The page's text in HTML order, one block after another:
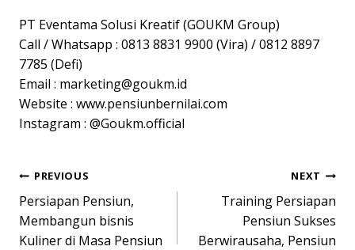
PT Eventama Solusi Kreatif (GOUKM Group)
Call / Whatsapp : 0813 8831 9900 (Vira) / 0812 8897
7785 (Defi)
Email : marketing@goukm.id
Website : www.pensiunbernilai.com
Instagram : @Goukm.official
Post
navigation
PREVIOUS
Persiapan Pensiun,
Membangun bisnis
Kuliner di Masa Pensiun
NEXT
Training Persiapan
Pensiun Sukses
Berwirausaha, Pensiun